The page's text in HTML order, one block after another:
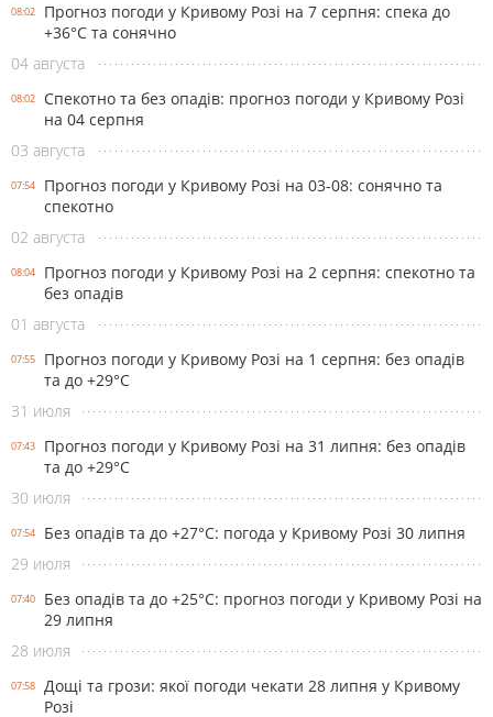
08:02
Прогноз погоди у Кривому Розі на 7 серпня: спека до
+36°С та сонячно
04 августа
08:02
Спекотно та без опадів: прогноз погоди у Кривому Розі
на 04 серпня
03 августа
07:54
Прогноз погоди у Кривому Розі на 03-08: сонячно та
спекотно
02 августа
08:04
Прогноз погоди у Кривому Розі на 2 серпня: спекотно та
без опадів
01 августа
07:55
Прогноз погоди у Кривому Розі на 1 серпня: без опадів
та до +29°С
31 июля
07:43
Прогноз погоди у Кривому Розі на 31 липня: без опадів
та до +29°С
30 июля
07:54
Без опадів та до +27°С: погода у Кривому Розі 30 липня
29 июля
07:40
Без опадів та до +25°С: прогноз погоди у Кривому Розі на
29 липня
28 июля
07:58
Дощі та грози: якої погоди чекати 28 липня у Кривому
Розі